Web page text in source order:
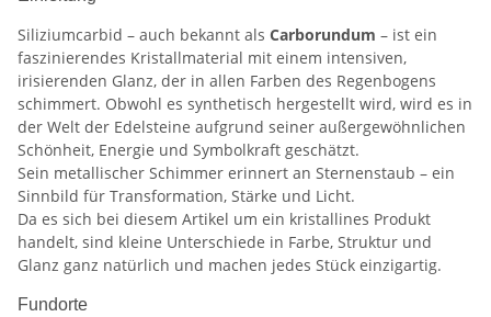
Siliziumcarbid – auch bekannt als Carborundum – ist ein
faszinierendes Kristallmaterial mit einem intensiven,
irisierenden Glanz, der in allen Farben des Regenbogens
schimmert. Obwohl es synthetisch hergestellt wird, wird es in
der Welt der Edelsteine aufgrund seiner außergewöhnlichen
Schönheit, Energie und Symbolkraft geschätzt.
Sein metallischer Schimmer erinnert an Sternenstaub – ein
Sinnbild für Transformation, Stärke und Licht.
Da es sich bei diesem Artikel um ein kristallines Produkt
handelt, sind kleine Unterschiede in Farbe, Struktur und
Glanz ganz natürlich und machen jedes Stück einzigartig.
Fundorte